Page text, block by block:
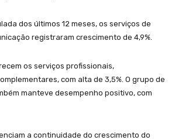
dos últimos 12 meses, os serviços de
registraram crescimento de 4,9%.
os serviços profissionais,
com alta de 3,5%. O grupo de
manteve desempenho positivo, com
a continuidade do crescimento do